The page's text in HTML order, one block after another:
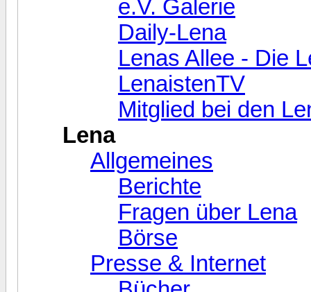
e.V. Galerie
Daily-Lena
Lenas Allee - Die
LenaistenTV
Mitglied bei den
Lena
Allgemeines
Berichte
Fragen über Lena
Börse
Presse & Internet